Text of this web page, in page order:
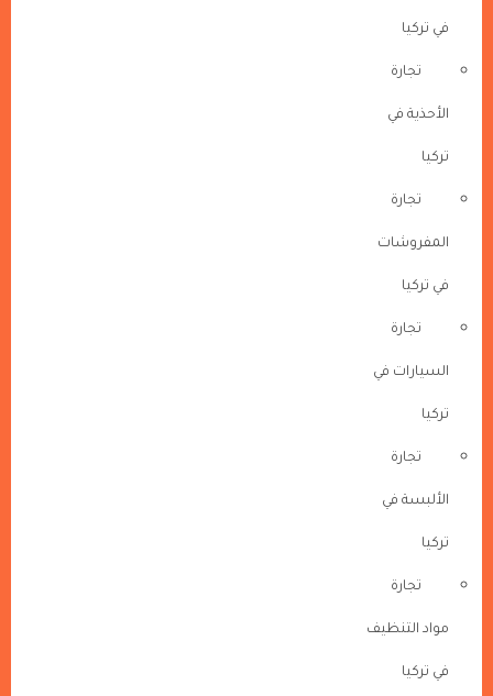
في تركيا
تجارة
الأحذية في
تركيا
تجارة
المفروشات
في تركيا
تجارة
السيارات في
تركيا
تجارة
الألبسة في
تركيا
تجارة
مواد التنظيف
في تركيا